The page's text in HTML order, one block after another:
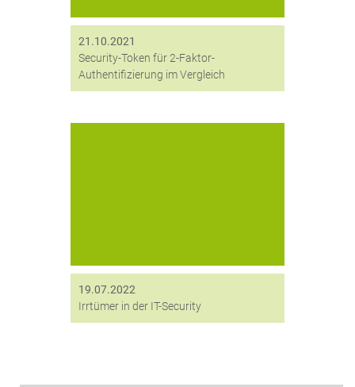
21.10.2021
Security-Token für 2-Faktor-
Authentifizierung im Vergleich
19.07.2022
Irrtümer in der IT-Security